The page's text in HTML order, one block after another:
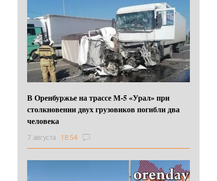
В Оренбуржье на трассе М-5 «Урал» при
столкновении двух грузовиков погибли два
человека
7 августа 18:54